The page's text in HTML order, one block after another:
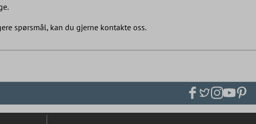
spørsmål, kan du gjerne kontakte oss.